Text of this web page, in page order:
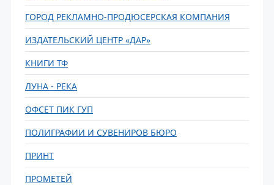
ГОРОД РЕКЛАМНО-ПРОДЮСЕРСКАЯ КОМПАНИЯ
ИЗДАТЕЛЬСКИЙ ЦЕНТР «ДАР»
КНИГИ ТФ
ЛУНА - РЕКА
ОФСЕТ ПИК ГУП
ПОЛИГРАФИИ И СУВЕНИРОВ БЮРО
ПРИНТ
ПРОМЕТЕЙ